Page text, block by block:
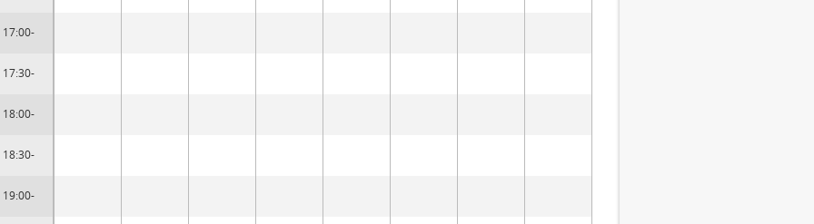
17:00-
17:30-
18:00-
18:30-
19:00-